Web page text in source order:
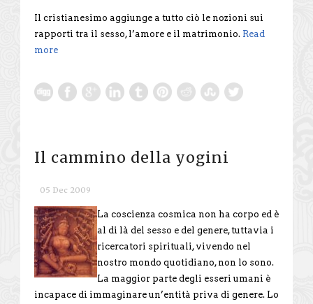
Il cristianesimo aggiunge a tutto ciò le nozioni sui
rapporti tra il sesso, l’amore e il matrimonio. Read
more
Il cammino della yogini
05 Dec 2009
La coscienza cosmica non ha corpo ed è
al di là del sesso e del genere, tuttavia i
ricercatori spirituali, vivendo nel
nostro mondo quotidiano, non lo sono.
La maggior parte degli esseri umani è
incapace di immaginare un’entità priva di genere. Lo